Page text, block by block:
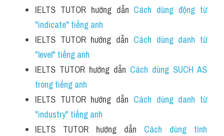
IELTS TUTOR hướng dẫn Cách dùng động từ
"indicate" tiếng anh
IELTS TUTOR hướng dẫn Cách dùng danh từ
"level" tiếng anh
IELTS TUTOR hướng dẫn Cách dùng SUCH AS
trong tiếng anh
IELTS TUTOR hướng dẫn Cách dùng danh từ
"industry" tiếng anh
IELTS TUTOR hướng dẫn Cách dùng tính